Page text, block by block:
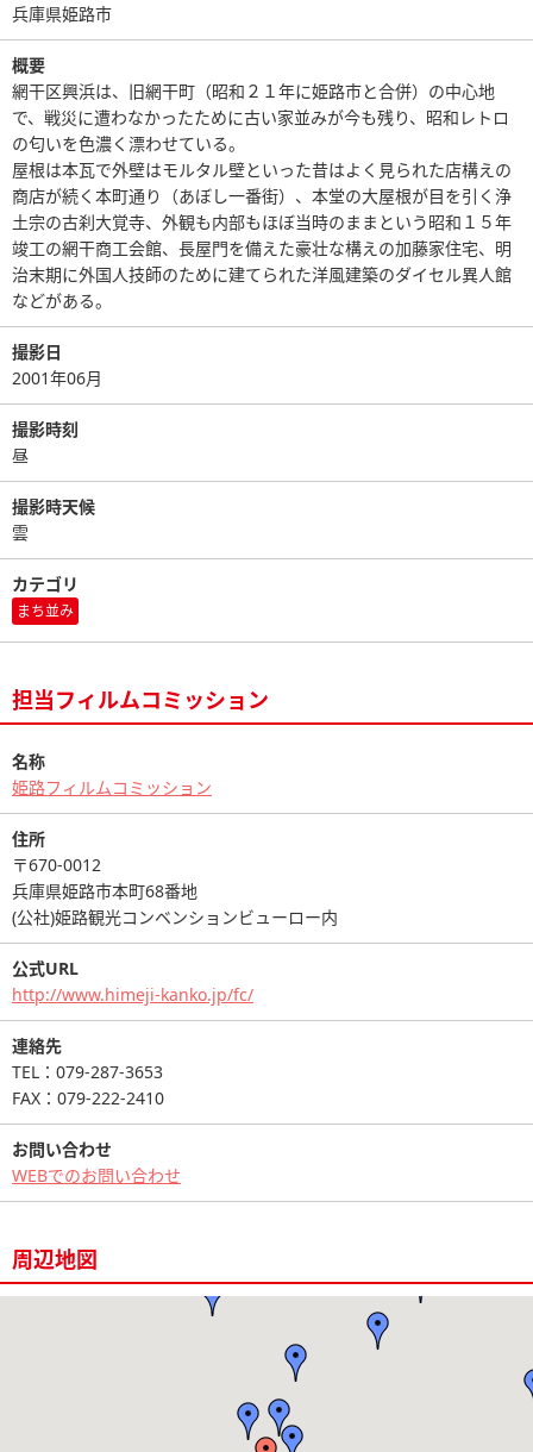
兵庫県姫路市
概要
網干区興浜は、旧網干町（昭和２１年に姫路市と合併）の中心地
で、戦災に遭わなかったために古い家並みが今も残り、昭和レトロ
の匂いを色濃く漂わせている。
屋根は本瓦で外壁はモルタル壁といった昔はよく見られた店構えの
商店が続く本町通り（あぼし一番街）、本堂の大屋根が目を引く浄
土宗の古刹大覚寺、外観も内部もほぼ当時のままという昭和１５年
竣工の網干商工会館、長屋門を備えた豪壮な構えの加藤家住宅、明
治末期に外国人技師のために建てられた洋風建築のダイセル異人館
などがある。
撮影日
2001年06月
撮影時刻
昼
撮影時天候
雲
カテゴリ
まち並み
担当フィルムコミッション
名称
姫路フィルムコミッション
住所
〒670-0012
兵庫県姫路市本町68番地
(公社)姫路観光コンベンションビューロー内
公式URL
http://www.himeji-kanko.jp/fc/
連絡先
TEL：079-287-3653
FAX：079-222-2410
お問い合わせ
WEBでのお問い合わせ
周辺地図